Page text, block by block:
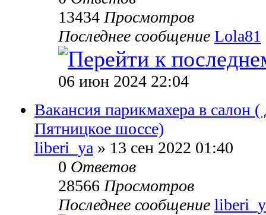
13434Просмотров
Последнее сообщение Lola81
06 июн 2024 22:04
Вакансия парикмахера в салон
Пятницкое шоссе)
liberi_ya » 13 сен 2022 01:40
0 Ответов
28566Просмотров
Последнее сообщение